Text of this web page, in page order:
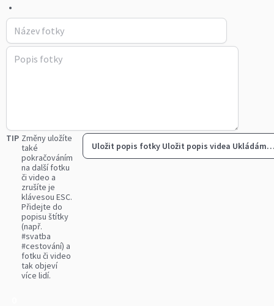
•
TIP Změny uložíte
také
pokračováním
na další fotku
či video a
zrušíte je
klávesou ESC.
Přidejte do
popisu štítky
(např.
#svatba
#cestování) a
fotku či video
tak objeví
více lidí.
Uložit popis fotky Uložit popis videa